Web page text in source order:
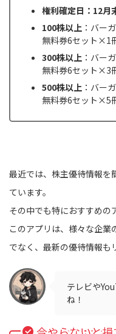
権利確定日：12月
100株以上 ：バー
無料券6セット×1
300株以上 ：バー
無料券6セット×3
500株以上 ：バー
無料券6セット×5
最近では、株主優待情報を
ています。
その中でも特におすすめの
このアプリは、様々な企
でなく、最新の優待情報も
テレビや
ね！